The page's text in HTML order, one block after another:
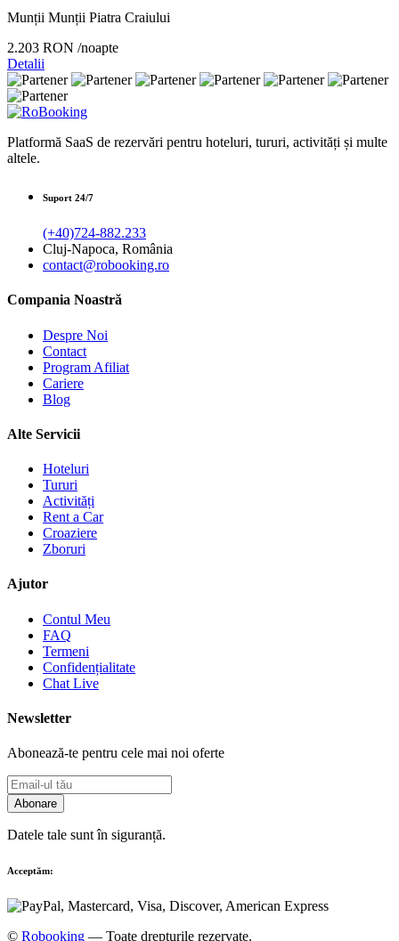
Munții Munții Piatra Craiului
2.203 RON /noapte
Detalii
Platformă SaaS de rezervări pentru hoteluri, tururi, activități și multe
altele.
Suport 24/7
(+40)724-882.233
Cluj-Napoca, România
contact@robooking.ro
Compania Noastră
Despre Noi
Contact
Program Afiliat
Cariere
Blog
Alte Servicii
Hoteluri
Tururi
Activități
Rent a Car
Croaziere
Zboruri
Ajutor
Contul Meu
FAQ
Termeni
Confidențialitate
Chat Live
Newsletter
Abonează-te pentru cele mai noi oferte
Abonare
Datele tale sunt în siguranță.
Acceptăm:
© Robooking — Toate drepturile rezervate.